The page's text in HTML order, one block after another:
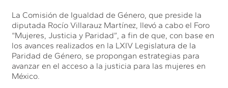
La Comisión de Igualdad de Género, que preside la
diputada Rocío Villarauz Martínez, llevó a cabo el Foro
“Mujeres, Justicia y Paridad”, a fin de que, con base en
los avances realizados en la LXIV Legislatura de la
Paridad de Género, se propongan estrategias para
avanzar en el acceso a la justicia para las mujeres en
México.